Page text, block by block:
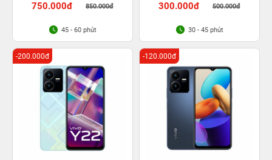
750.000đ 850.000đ
45 - 60 phút
300.000đ 500.000đ
30 - 45 phút
-200.000đ -120.000đ